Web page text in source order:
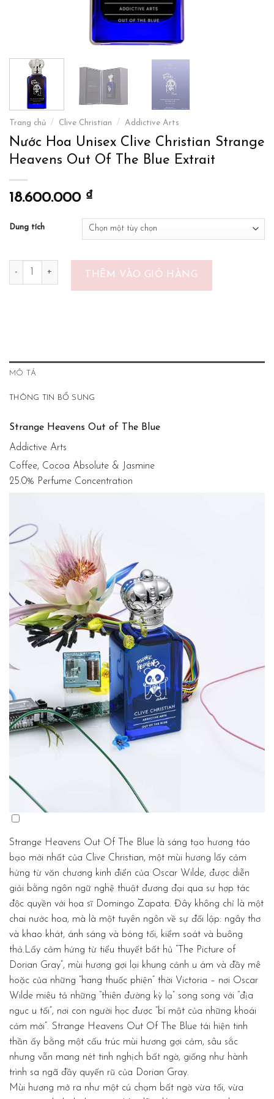
Trang chủ / Clive Christian / Addictive Arts
Nước Hoa Unisex Clive Christian Strange
Heavens Out Of The Blue Extrait
18.600.000 ₫
Dung tích
Nước Hoa Unisex Clive Christian Strange Heavens Out Of The
THÊM VÀO GIỎ HÀNG
MÔ TẢ
THÔNG TIN BỔ SUNG
Strange Heavens Out of The Blue
Addictive Arts
Coffee, Cocoa Absolute & Jasmine
25.0% Perfume Concentration
Strange Heavens Out Of The Blue là sáng tạo hương táo
bạo mới nhất của Clive Christian, một mùi hương lấy cảm
hứng từ văn chương kinh điển của Oscar Wilde, được diễn
giải bằng ngôn ngữ nghệ thuật đương đại qua sự hợp tác
độc quyền với họa sĩ Domingo Zapata. Đây không chỉ là một
chai nước hoa, mà là một tuyên ngôn về sự đối lập: ngây thơ
và khao khát, ánh sáng và bóng tối, kiểm soát và buông
thả.Lấy cảm hứng từ tiểu thuyết bất hủ “The Picture of
Dorian Gray”, mùi hương gợi lại khung cảnh u ám và đầy mê
hoặc của những “hang thuốc phiện” thời Victoria – nơi Oscar
Wilde miêu tả những “thiên đường kỳ lạ” song song với “địa
ngục u tối”, nơi con người học được “bí mật của những khoái
cảm mới”. Strange Heavens Out Of The Blue tái hiện tinh
thần ấy bằng một cấu trúc mùi hương gợi cảm, sâu sắc
nhưng vẫn mang nét tinh nghịch bất ngờ, giống như hành
trình sa ngã đầy quyến rũ của Dorian Gray.
Mùi hương mở ra như một cú chạm bất ngờ vừa tối, vừa